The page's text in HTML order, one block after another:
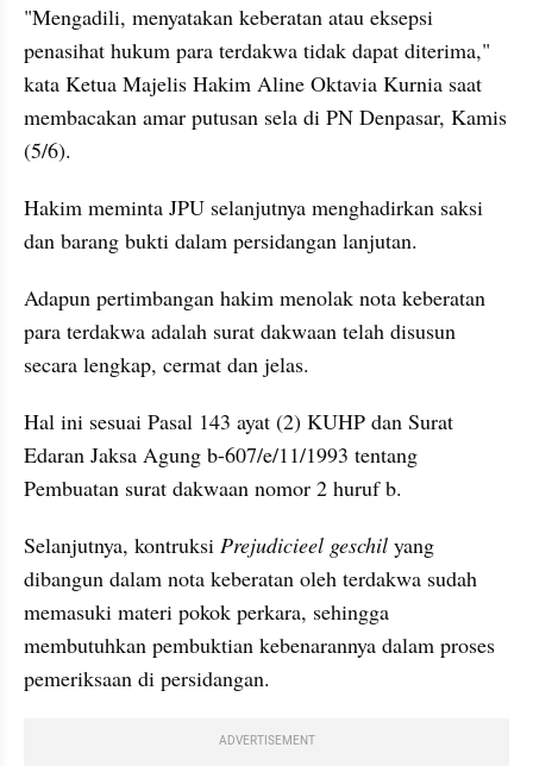
"Mengadili, menyatakan keberatan atau eksepsi
penasihat hukum para terdakwa tidak dapat diterima,"
kata Ketua Majelis Hakim Aline Oktavia Kurnia saat
membacakan amar putusan sela di PN Denpasar, Kamis
(5/6).
Hakim meminta JPU selanjutnya menghadirkan saksi
dan barang bukti dalam persidangan lanjutan.
Adapun pertimbangan hakim menolak nota keberatan
para terdakwa adalah surat dakwaan telah disusun
secara lengkap, cermat dan jelas.
Hal ini sesuai Pasal 143 ayat (2) KUHP dan Surat
Edaran Jaksa Agung b-607/e/11/1993 tentang
Pembuatan surat dakwaan nomor 2 huruf b.
Selanjutnya, kontruksi Prejudicieel geschil yang
dibangun dalam nota keberatan oleh terdakwa sudah
memasuki materi pokok perkara, sehingga
membutuhkan pembuktian kebenarannya dalam proses
pemeriksaan di persidangan.
ADVERTISEMENT